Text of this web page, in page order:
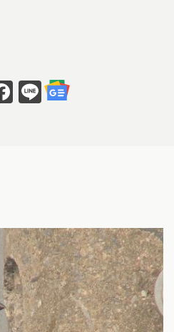
F
a
o
k
Li
n